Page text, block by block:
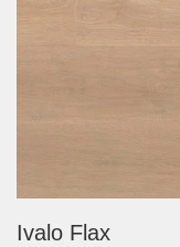
Ivalo Flax